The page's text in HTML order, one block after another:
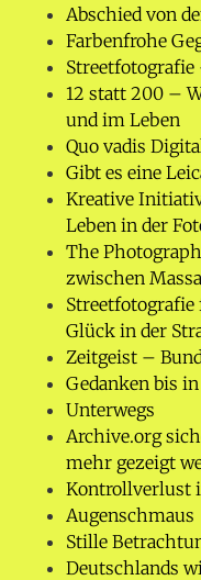
Abschied von
Farbenfrohe
12 statt 200 –
und im Leben
Quo vadis
Gibt es eine
Kreative
Leben in der
The
zwischen
Streetfotografie
Glück in der
Zeitgeist –
Gedanken bis
Unterwegs
Archive.org
mehr gezeigt
Kontrollverlust
Augenschmaus
Stille
Deutschlands